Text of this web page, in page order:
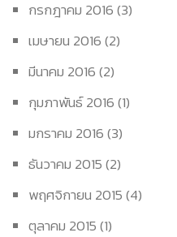
กรกฎาคม 2016(3)
เมษายน 2016(2)
มีนาคม 2016(2)
กุมภาพันธ์ 2016(1)
มกราคม 2016(3)
ธันวาคม 2015(2)
พฤศจิกายน 2015(4)
ตุลาคม 2015(1)